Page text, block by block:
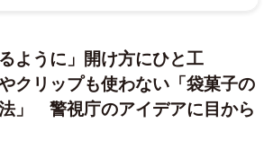
ように」開け方にひと工
クリップも使わない「袋菓子の
」 警視庁のアイデアに目から